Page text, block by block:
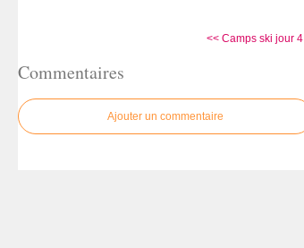
<< Camps ski jour 4
Commentaires
Ajouter un commentaire